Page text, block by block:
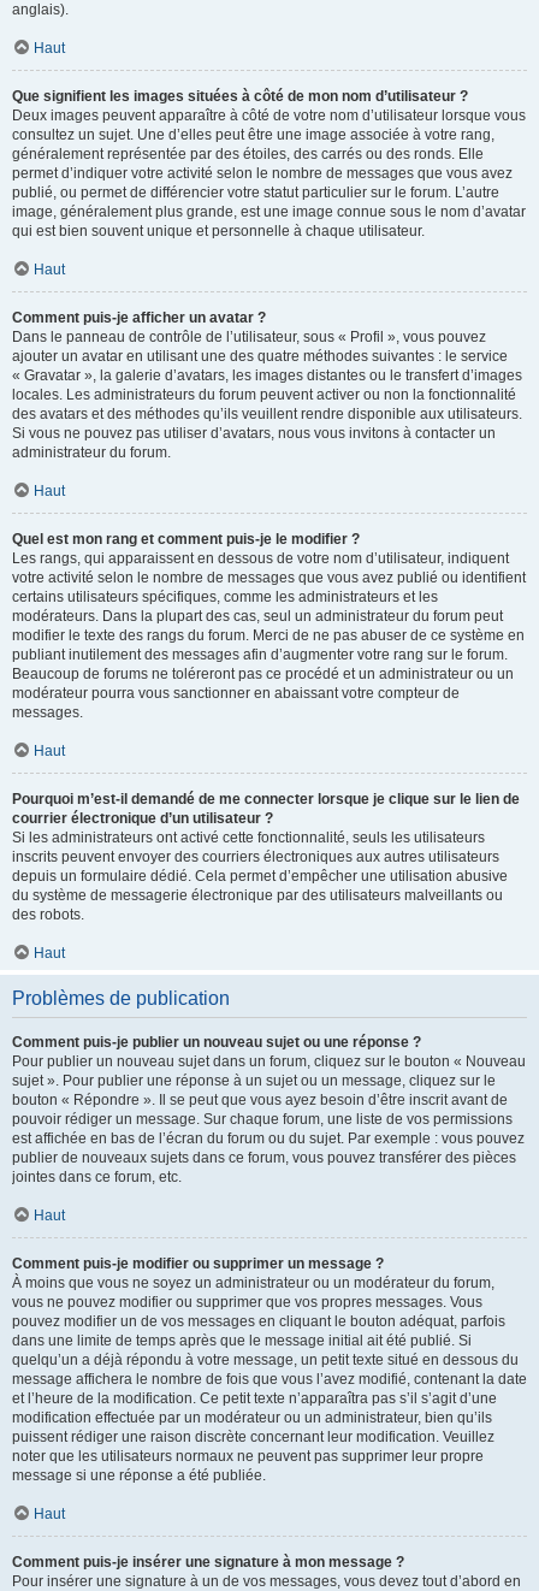
anglais).
Haut
Que signifient les images situées à côté de mon nom d’utilisateur ?
Deux images peuvent apparaître à côté de votre nom d’utilisateur lorsque vous
consultez un sujet. Une d’elles peut être une image associée à votre rang,
généralement représentée par des étoiles, des carrés ou des ronds. Elle
permet d’indiquer votre activité selon le nombre de messages que vous avez
publié, ou permet de différencier votre statut particulier sur le forum. L’autre
image, généralement plus grande, est une image connue sous le nom d’avatar
qui est bien souvent unique et personnelle à chaque utilisateur.
Haut
Comment puis-je afficher un avatar ?
Dans le panneau de contrôle de l’utilisateur, sous « Profil », vous pouvez
ajouter un avatar en utilisant une des quatre méthodes suivantes : le service
« Gravatar », la galerie d’avatars, les images distantes ou le transfert d’images
locales. Les administrateurs du forum peuvent activer ou non la fonctionnalité
des avatars et des méthodes qu’ils veuillent rendre disponible aux utilisateurs.
Si vous ne pouvez pas utiliser d’avatars, nous vous invitons à contacter un
administrateur du forum.
Haut
Quel est mon rang et comment puis-je le modifier ?
Les rangs, qui apparaissent en dessous de votre nom d’utilisateur, indiquent
votre activité selon le nombre de messages que vous avez publié ou identifient
certains utilisateurs spécifiques, comme les administrateurs et les
modérateurs. Dans la plupart des cas, seul un administrateur du forum peut
modifier le texte des rangs du forum. Merci de ne pas abuser de ce système en
publiant inutilement des messages afin d’augmenter votre rang sur le forum.
Beaucoup de forums ne toléreront pas ce procédé et un administrateur ou un
modérateur pourra vous sanctionner en abaissant votre compteur de
messages.
Haut
Pourquoi m’est-il demandé de me connecter lorsque je clique sur le lien de
courrier électronique d’un utilisateur ?
Si les administrateurs ont activé cette fonctionnalité, seuls les utilisateurs
inscrits peuvent envoyer des courriers électroniques aux autres utilisateurs
depuis un formulaire dédié. Cela permet d’empêcher une utilisation abusive
du système de messagerie électronique par des utilisateurs malveillants ou
des robots.
Haut
Problèmes de publication
Comment puis-je publier un nouveau sujet ou une réponse ?
Pour publier un nouveau sujet dans un forum, cliquez sur le bouton « Nouveau
sujet ». Pour publier une réponse à un sujet ou un message, cliquez sur le
bouton « Répondre ». Il se peut que vous ayez besoin d’être inscrit avant de
pouvoir rédiger un message. Sur chaque forum, une liste de vos permissions
est affichée en bas de l’écran du forum ou du sujet. Par exemple : vous pouvez
publier de nouveaux sujets dans ce forum, vous pouvez transférer des pièces
jointes dans ce forum, etc.
Haut
Comment puis-je modifier ou supprimer un message ?
À moins que vous ne soyez un administrateur ou un modérateur du forum,
vous ne pouvez modifier ou supprimer que vos propres messages. Vous
pouvez modifier un de vos messages en cliquant le bouton adéquat, parfois
dans une limite de temps après que le message initial ait été publié. Si
quelqu’un a déjà répondu à votre message, un petit texte situé en dessous du
message affichera le nombre de fois que vous l’avez modifié, contenant la date
et l’heure de la modification. Ce petit texte n’apparaîtra pas s’il s’agit d’une
modification effectuée par un modérateur ou un administrateur, bien qu’ils
puissent rédiger une raison discrète concernant leur modification. Veuillez
noter que les utilisateurs normaux ne peuvent pas supprimer leur propre
message si une réponse a été publiée.
Haut
Comment puis-je insérer une signature à mon message ?
Pour insérer une signature à un de vos messages, vous devez tout d’abord en